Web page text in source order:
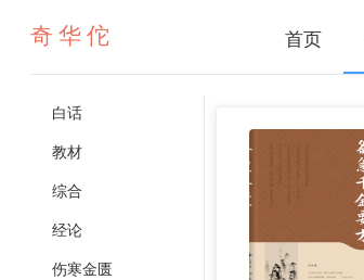
奇华佗 首页
白话
教材
综合
经论
伤寒金匮